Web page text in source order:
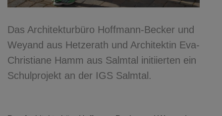
Das Architekturbüro Hoffmann-Becker und
Weyand aus Hetzerath und Architektin Eva-
Christiane Hamm aus Salmtal initiierten ein
Schulprojekt an der IGS Salmtal.